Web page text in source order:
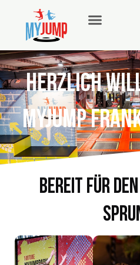
springen
HERZLICH
MYJUMP
Bereit für